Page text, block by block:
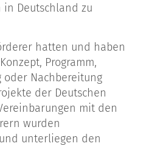
Deutschland zu
hatten und haben
Programm,
oder Nachbereitung
der Deutschen
mit den
wurden
unterliegen den